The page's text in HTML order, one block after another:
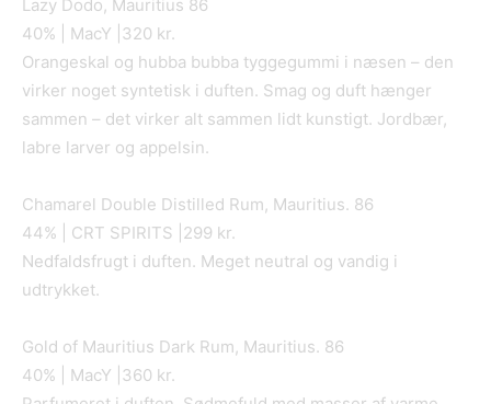
Lazy Dodo, Mauritius 86
40% | MacY |320 kr.
Orangeskal og hubba bubba tyggegummi i næsen – den
virker noget syntetisk i duften. Smag og duft hænger
sammen – det virker alt sammen lidt kunstigt. Jordbær,
labre larver og appelsin.
Chamarel Double Distilled Rum, Mauritius. 86
44% | CRT SPIRITS |299 kr.
Nedfaldsfrugt i duften. Meget neutral og vandig i
udtrykket.
Gold of Mauritius Dark Rum, Mauritius. 86
40% | MacY |360 kr.